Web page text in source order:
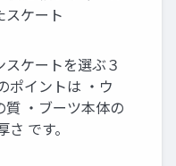
スケート
ケートを選ぶ３
ポイントは ・ウ
質 ・ブーツ本体の
です。